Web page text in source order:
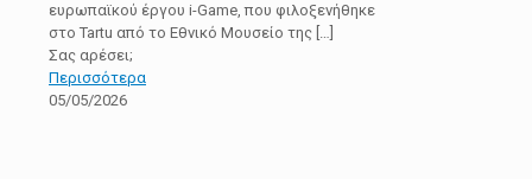
ευρωπαϊκού έργου i-Game, που φιλοξενήθηκε
στο Tartu από το Εθνικό Μουσείο της […]
Σας αρέσει;
Περισσότερα
05/05/2026